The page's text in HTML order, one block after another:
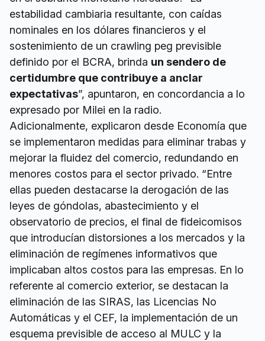
estabilidad cambiaria resultante, con caídas
nominales en los dólares financieros y el
sostenimiento de un crawling peg previsible
definido por el BCRA, brinda un sendero de
certidumbre que contribuye a anclar
expectativas”, apuntaron, en concordancia a lo
expresado por Milei en la radio.
Adicionalmente, explicaron desde Economía que
se implementaron medidas para eliminar trabas y
mejorar la fluidez del comercio, redundando en
menores costos para el sector privado. “Entre
ellas pueden destacarse la derogación de las
leyes de góndolas, abastecimiento y el
observatorio de precios, el final de fideicomisos
que introducían distorsiones a los mercados y la
eliminación de regímenes informativos que
implicaban altos costos para las empresas. En lo
referente al comercio exterior, se destacan la
eliminación de las SIRAS, las Licencias No
Automáticas y el CEF, la implementación de un
esquema previsible de acceso al MULC y la